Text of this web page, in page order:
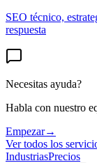
SEO técnico,
respuesta
Necesitas ayuda?
Habla con nuestro
Empezar→
Ver todos los
IndustriasPrecios